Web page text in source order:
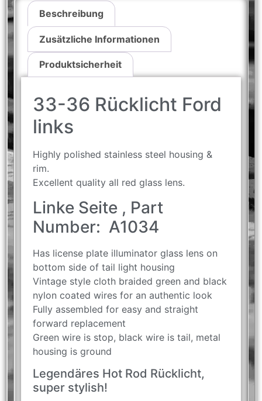
Beschreibung
Zusätzliche Informationen
Produktsicherheit
33-36 Rücklicht Ford
links
Highly polished stainless steel housing &
rim.
Excellent quality all red glass lens.
Linke Seite , Part
Number: A1034
Has license plate illuminator glass lens on
bottom side of tail light housing
Vintage style cloth braided green and black
nylon coated wires for an authentic look
Fully assembled for easy and straight
forward replacement
Green wire is stop, black wire is tail, metal
housing is ground
Legendäres Hot Rod Rücklicht,
super stylish!